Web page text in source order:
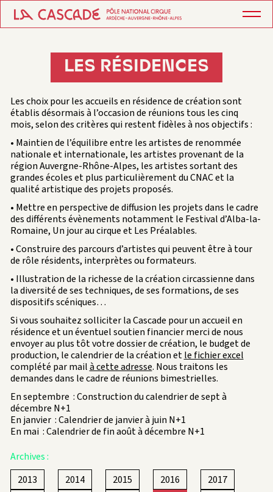
LES RÉSIDENCES
Les choix pour les accueils en résidence de création sont
établis désormais à l’occasion de réunions tous les cinq
mois, selon des critères qui restent fidèles à nos objectifs :
• Maintien de l’équilibre entre les artistes de renommée
nationale et internationale, les artistes provenant de la
région Auvergne-Rhône-Alpes, les artistes sortant des
grandes écoles et plus particulièrement du CNAC et la
qualité artistique des projets proposés.
• Mettre en perspective de diffusion les projets dans le cadre
des différents évènements notamment le Festival d’Alba-la-
Romaine, Un jour au cirque et Les Préalables.
• Construire des parcours d’artistes qui peuvent être à tour
de rôle résidents, interprètes ou formateurs.
• Illustration de la richesse de la création circassienne dans
la diversité de ses techniques, de ses formations, de ses
dispositifs scéniques…
Si vous souhaitez solliciter la Cascade pour un accueil en
résidence et un éventuel soutien financier merci de nous
envoyer au plus tôt votre dossier de création, le budget de
production, le calendrier de la création etle fichier excel
complété par mailà cette adresse. Nous traitons les
demandes dans le cadre de réunions bimestrielles.
En septembre : Construction du calendrier de sept à
décembre N+1
En janvier : Calendrier de janvier à juin N+1
En mai : Calendrier de fin août à décembre N+1
Archives :
2013
2014 2015 2016
2017